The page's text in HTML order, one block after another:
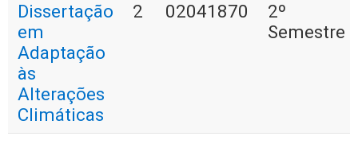
Dissertação
em
Adaptação
às
Alterações
Climáticas
2 02041870
2º
Semestre